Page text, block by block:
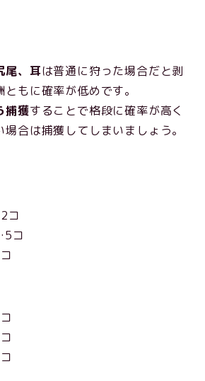
尾、耳は普通に狩った場合だと剥
もに確率が低めです。
捕獲することで格段に確率が高く
合は捕獲してしまいましょう。
コ
コ